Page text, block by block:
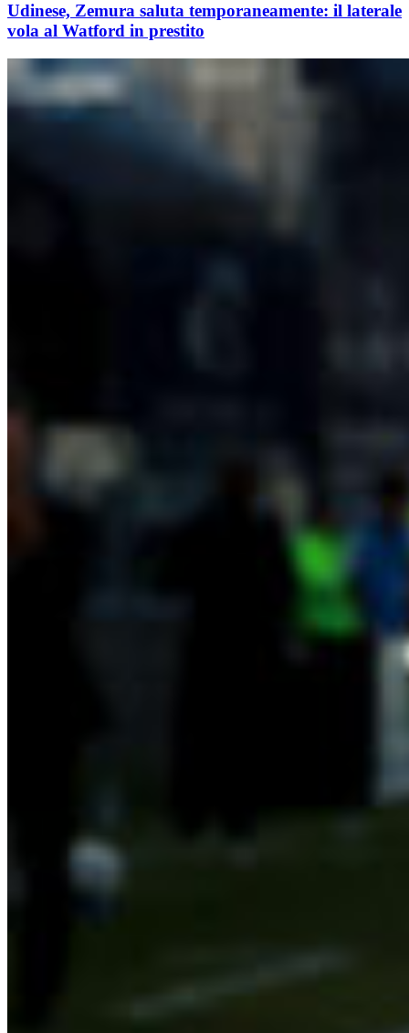
Udinese, Zemura saluta temporaneamente: il laterale
vola al Watford in prestito